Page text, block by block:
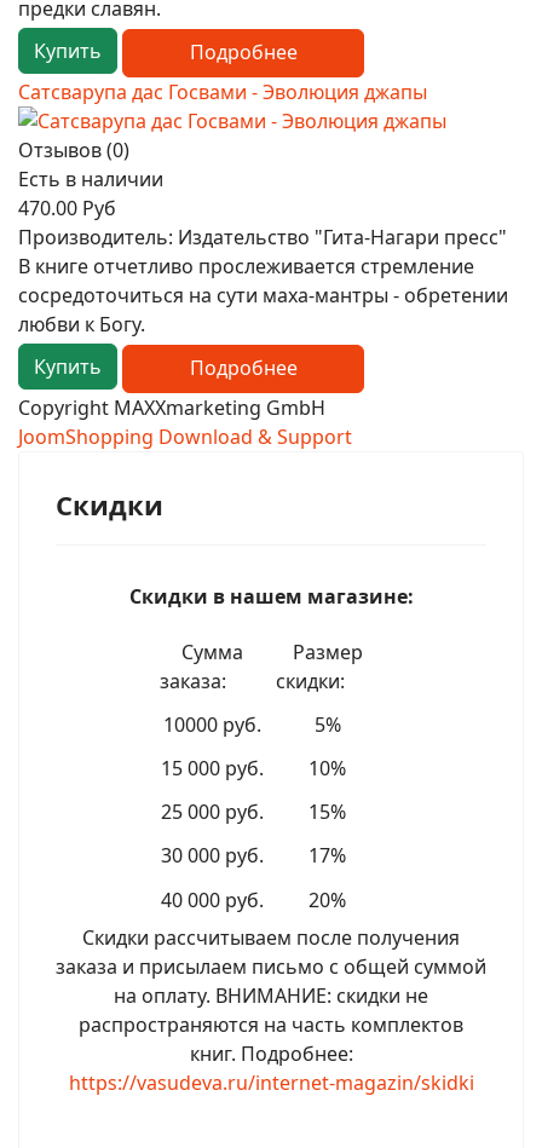
предки славян.
Купить
Подробнее
Сатсварупа дас Госвами - Эволюция джапы
Отзывов (0)
Есть в наличии
470.00 Руб
Производитель: Издательство "Гита-Нагари пресс"
В книге отчетливо прослеживается стремление
сосредоточиться на сути маха-мантры - обретении
любви к Богу.
Купить
Подробнее
Copyright MAXXmarketing GmbH
JoomShopping Download & Support
Скидки
Скидки в нашем магазине:
Сумма
заказа:
Размер
скидки:
10000 руб.
5%
15 000 руб.
10%
25 000 руб.
15%
30 000 руб.
17%
40 000 руб.
20%
Скидки рассчитываем после получения
заказа и присылаем письмо с общей суммой
на оплату. ВНИМАНИЕ: скидки не
распространяются на часть комплектов
книг. Подробнее:
https://vasudeva.ru/internet-magazin/skidki